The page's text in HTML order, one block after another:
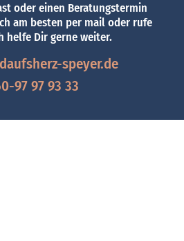
oder einen Beratungstermin
am besten per mail oder rufe
helfe Dir gerne weiter.
speyer.de
97 97 93 33